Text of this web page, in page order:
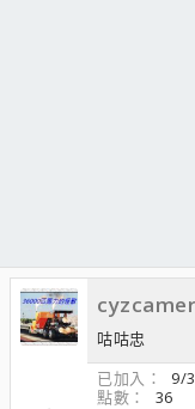
咕咕忠
已加入
9/
點數
36